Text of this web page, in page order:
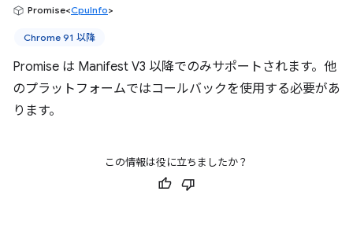
Promise<CpuInfo>
Chrome 91 以降
Promise は Manifest V3 以降でのみサポートされます。他
のプラットフォームではコールバックを使用する必要があ
ります。
この情報は役に立ちましたか？